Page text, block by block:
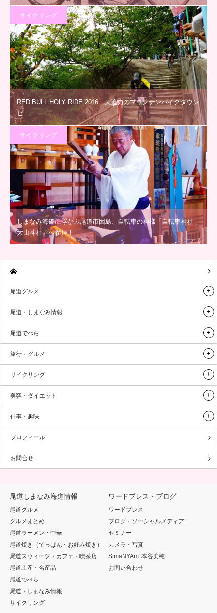
サイクリング
RED BULL HOLY RIDE 2016 大迫力のマウンテンバイクダウン
ヒ…
サイクリング
しまなみ海道に浮かぶ尾道市因島、自転車の神様「自転車神社
大山神社」へ参拝！
尾道グルメ
尾道・しまなみ情報
尾道でべら
旅行・グルメ
サイクリング
美容・ダイエット
仕事・趣味
プロフィール
お問合せ
尾道しまなみ海道情報
尾道グルメ
グルメまとめ
尾道ラーメン・中華
尾道焼き（てっぱん・お好み焼き）
尾道スウィーツ・カフェ・喫茶店
尾道土産・名産品
尾道でべら
尾道・しまなみ情報
サイクリング
ワードプレス・ブログ
ワードプレス
ブログ・ソーシャルメディア
セミナー
カメラ・写真
SimaNYAmi 本谷美穂
お問い合わせ